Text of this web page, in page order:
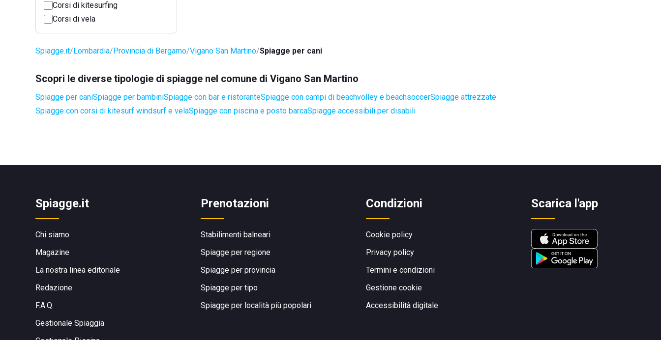
Corsi di kitesurfing
Corsi di vela
Spiagge.it Lombardia Provincia di Bergamo Vigano San Martino Spiagge per cani
Scopri le diverse tipologie di spiagge nel comune di Vigano San Martino
Spiagge per caniSpiagge per bambiniSpiagge con bar e ristoranteSpiagge con campi di beachvolley e beachsoccerSpiagge attrezzate
Spiagge con corsi di kitesurf windsurf e velaSpiagge con piscina e posto barcaSpiagge accessibili per disabili
Spiagge.it
Chi siamo
Magazine
La nostra linea editoriale
Redazione
F.A.Q.
Gestionale Spiaggia
Prenotazioni
Stabilimenti balneari
Spiagge per regione
Spiagge per provincia
Spiagge per tipo
Spiagge per località più popolari
Condizioni
Cookie policy
Privacy policy
Termini e condizioni
Gestione cookie
Accessibilità digitale
Scarica l'app